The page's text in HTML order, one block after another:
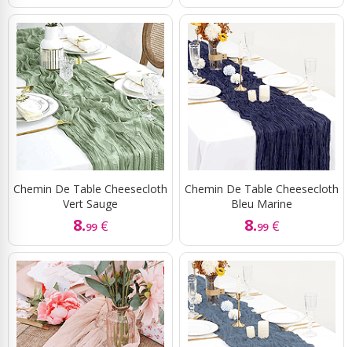
Chemin De Table Cheesecloth
Vert Sauge
8.99 €
Chemin De Table Cheesecloth
Bleu Marine
8.99 €